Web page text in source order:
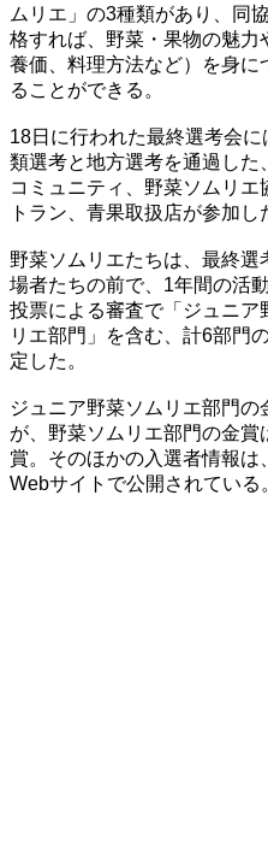
ムリエ」の3種類があり、同
格すれば、野菜・果物の魅
養価、料理方法など）を身
ることができる。
18日に行われた最終選考会
類選考と地方選考を通過し
コミュニティ、野菜ソムリ
トラン、青果取扱店が参加し
野菜ソムリエたちは、最終
場者たちの前で、1年間の活
投票による審査で「ジュニア
リエ部門」を含む、計6部門
定した。
ジュニア野菜ソムリエ部門の
が、野菜ソムリエ部門の金
賞。そのほかの入選者情報
Webサイトで公開されている